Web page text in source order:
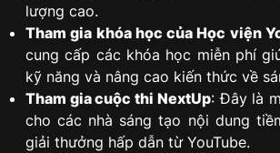
lượng cao.
Tham gia khóa học của Học viện
cung cấp các khóa học miễn phí
kỹ năng và nâng cao kiến thức về
Tham gia cuộc thi NextUp: Đây là
cho các nhà sáng tạo nội dung
giải thưởng hấp dẫn từ YouTube.